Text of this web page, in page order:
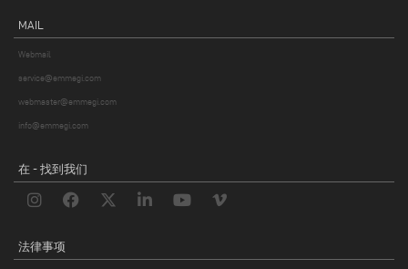
MAIL
Webmail
service@emmegi.com
webmaster@emmegi.com
info@emmegi.com
在 - 找到我们
法律事项